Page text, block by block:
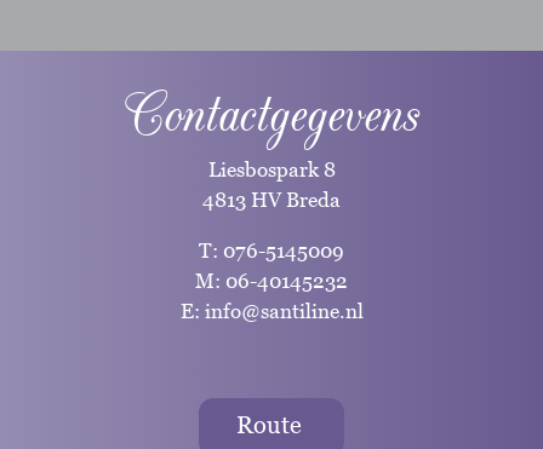
Contactgegevens
Liesbospark 8
4813 HV Breda
T: 076-5145009
M: 06-40145232
E: info@santiline.nl
Route